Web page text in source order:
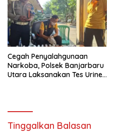
Cegah Penyalahgunaan
Narkoba, Polsek Banjarbaru
Utara Laksanakan Tes Urine
Tinggalkan Balasan